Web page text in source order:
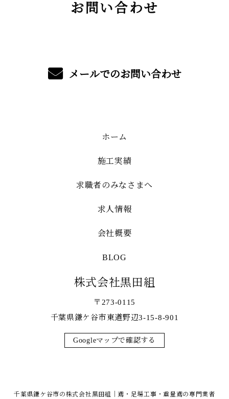
お問い合わせ
メールでのお問い合わせ
ホーム
施工実績
求職者のみなさまへ
求人情報
会社概要
BLOG
株式会社黒田組
〒273-0115
千葉県鎌ケ谷市東道野辺3-15-8-901
Googleマップで確認する
千葉県鎌ケ谷市の株式会社黒田組｜鳶・足場工事・重量鳶の専門業者